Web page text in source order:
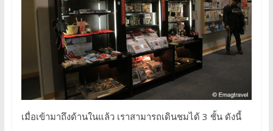
เมื่อเข้ามาถึงด้านในแล้ว เราสามารถเดินชมได้ 3 ชั้น ดังนี้